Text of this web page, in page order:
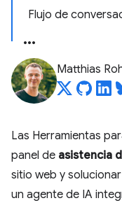
Flujo de
Matthias
Las Herramientas
panel de asistencia
sitio web y
un agente de IA